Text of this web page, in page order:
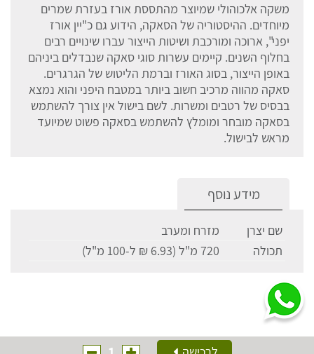
משקה אלכוהולי שמיוצר מהתססת אורז בעזרת שמרים
מיוחדים. ההיסטוריה של הסאקה, הידוע גם כ"יין אורז
יפני", ארוכה ומורכבת ושיטות הייצור עברו שינויים רבים
בחלוף השנים. קיימים עשרות סוגי סאקה שנבדלים ביניהם
באופן הייצור, בסוג האורז וברמת הליטוש של הגרגרים.
סאקה מהווה מרכיב חשוב ביותר במטבח היפני והוא נמצא
בבסיס של רטבים ומשרות. לשם בישול אין צורך להשתמש
בסאקה מובחר ומומלץ להשתמש בסאקה פשוט שמיועד
מראש לבישול.
מידע נוסף
שם יצרן
מזרח ומערב
תכולה
720 מ"ל (6.93 ₪ ל-100 מ"ל)